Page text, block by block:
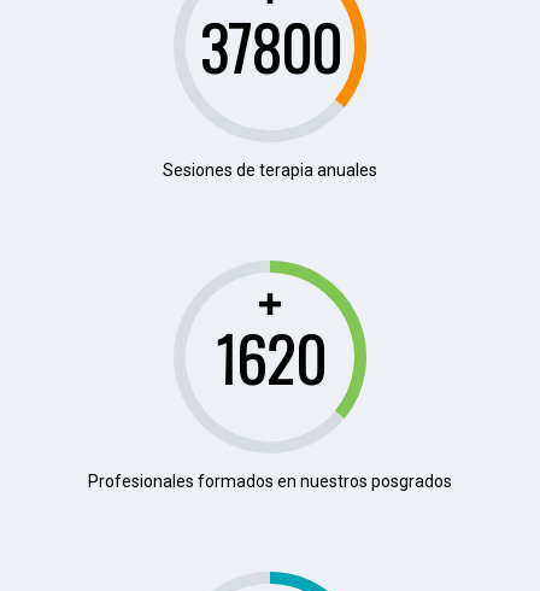
44100
Sesiones de terapia anuales
1845
Profesionales formados en nuestros posgrados